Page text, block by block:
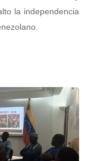
la independencia